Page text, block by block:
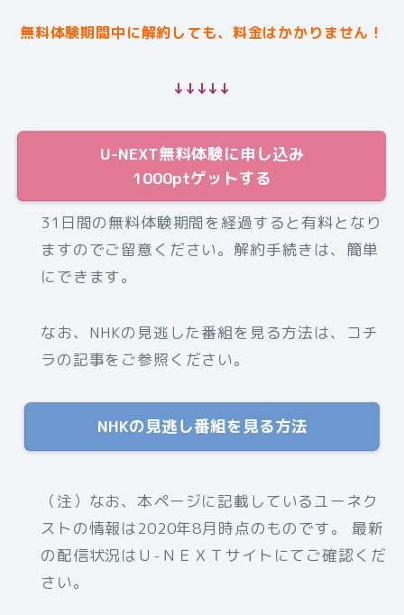
無料体験期間中に解約しても、料金はかかりません！
↓↓↓↓↓
U-NEXT無料体験に申し込み
1000ptゲットする
31日間の無料体験期間を経過すると有料となり
ますのでご留意ください。解約手続きは、簡単
にできます。
なお、NHKの見逃した番組を見る方法は、コチ
ラの記事をご参照ください。
NHKの見逃し番組を見る方法
（注）なお、本ページに記載しているユーネク
ストの情報は2020年8月時点のものです。 最新
の配信状況はＵ-ＮＥＸＴサイトにてご確認くだ
さい。